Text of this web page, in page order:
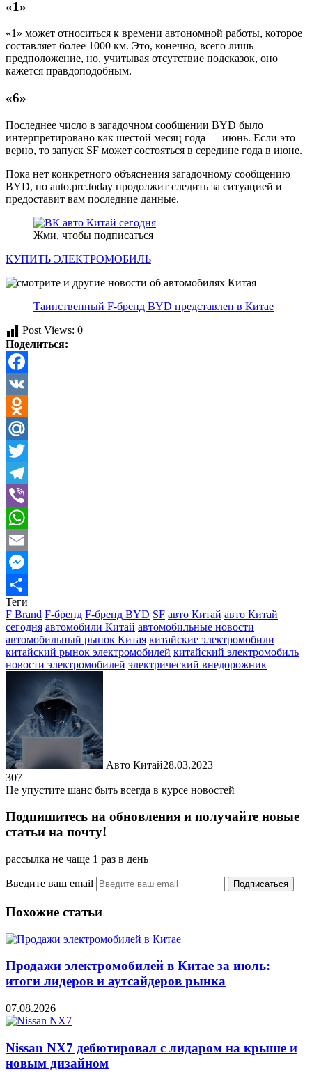
«1»
«1» может относиться к времени автономной работы, которое
составляет более 1000 км. Это, конечно, всего лишь
предположение, но, учитывая отсутствие подсказок, оно
кажется правдоподобным.
«6»
Последнее число в загадочном сообщении BYD было
интерпретировано как шестой месяц года — июнь. Если это
верно, то запуск SF может состояться в середине года в июне.
Пока нет конкретного объяснения загадочному сообщению
BYD, но auto.prc.today продолжит следить за ситуацией и
предоставит вам последние данные.
Жми, чтобы подписаться
КУПИТЬ ЭЛЕКТРОМОБИЛЬ
Таинственный F-бренд BYD представлен в Китае
Post Views: 0
Поделиться:
Facebook
VK
Odnoklassniki
Mail.Ru
Twitter
Telegram
Viber
WhatsApp
Email
Messenger
Отправить
Теги
F Brand F-бренд F-бренд BYD SF авто Китай авто Китай
сегодня автомобили Китай автомобильные новости
автомобильный рынок Китая китайские электромобили
китайский рынок электромобилей китайский электромобиль
новости электромобилей электрический внедорожник
Авто Китай28.03.2023
307
Не упустите шанс быть всегда в курсе новостей
Подпишитесь на обновления и получайте новые
статьи на почту!
рассылка не чаще 1 раз в день
Введите ваш email
Похожие статьи
Продажи электромобилей в Китае за июль:
итоги лидеров и аутсайдеров рынка
07.08.2026
Nissan NX7 дебютировал с лидаром на крыше и
новым дизайном